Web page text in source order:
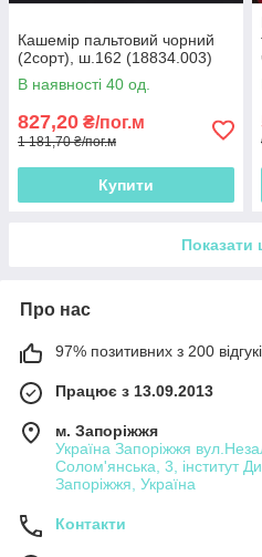
Кашемір пальтовий чорний
(2сорт), ш.162 (18834.003)
В наявності 40 од.
827,20 ₴/пог.м
1 181,70 ₴/пог.м
Купити
Показати
Про нас
97% позитивних з 200
Працює з 13.09.2013
м. Запоріжжя
Україна Запоріжжя
Солом'янська, 3, інститут
Запоріжжя, Україна
Контакти